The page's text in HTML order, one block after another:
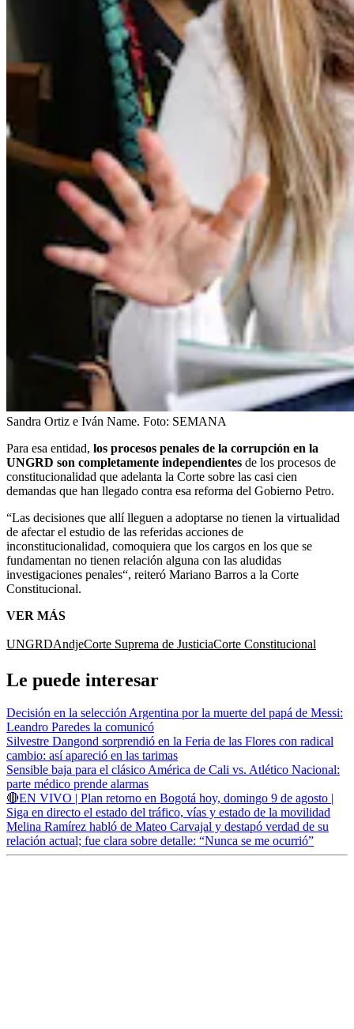
Sandra Ortiz e Iván Name. Foto: SEMANA
Para esa entidad, los procesos penales de la corrupción en la
UNGRD son completamente independientes de los procesos de
constitucionalidad que adelanta la Corte sobre las casi cien
demandas que han llegado contra esa reforma del Gobierno Petro.
“Las decisiones que allí lleguen a adoptarse no tienen la virtualidad
de afectar el estudio de las referidas acciones de
inconstitucionalidad, comoquiera que los cargos en los que se
fundamentan no tienen relación alguna con las aludidas
investigaciones penales“, reiteró Mariano Barros a la Corte
Constitucional.
VER MÁS
UNGRDAndjeCorte Suprema de JusticiaCorte Constitucional
Le puede interesar
Decisión en la selección Argentina por la muerte del papá de Messi:
Leandro Paredes la comunicó
Silvestre Dangond sorprendió en la Feria de las Flores con radical
cambio: así apareció en las tarimas
Sensible baja para el clásico América de Cali vs. Atlético Nacional:
parte médico prende alarmas
🔴EN VIVO | Plan retorno en Bogotá hoy, domingo 9 de agosto |
Siga en directo el estado del tráfico, vías y estado de la movilidad
Melina Ramírez habló de Mateo Carvajal y destapó verdad de su
relación actual; fue clara sobre detalle: “Nunca se me ocurrió”